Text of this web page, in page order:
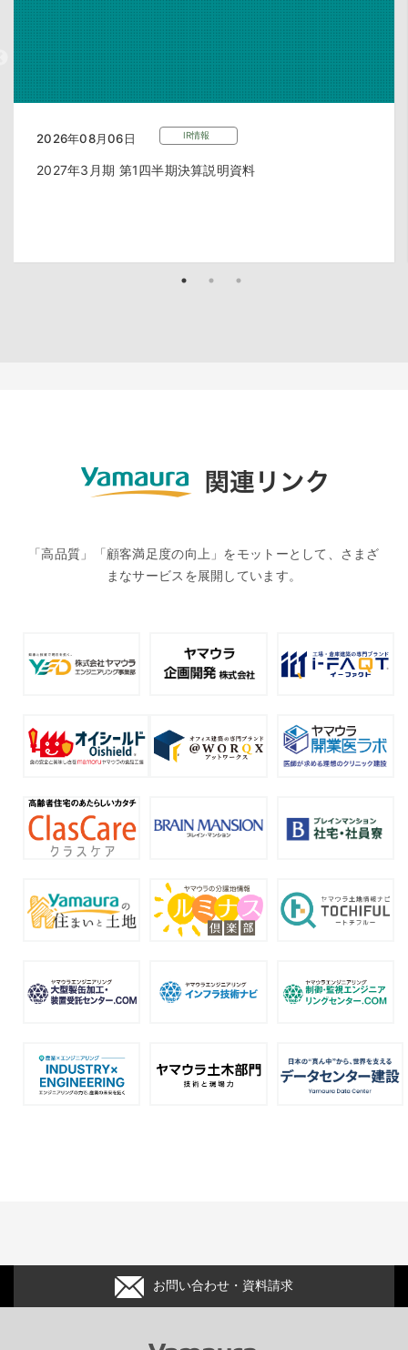
2026年08月06日 IR情報
2027年3月期 第1四半期決算説明資料
「高品質」「顧客満足度の向上」をモットーとして、さまざ
まなサービスを展開しています。
お問い合わせ・資料請求